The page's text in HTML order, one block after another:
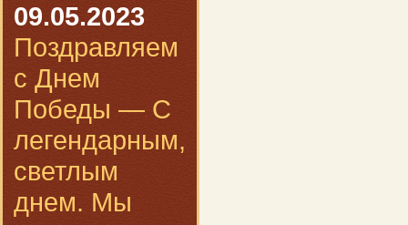
09.05.2023
Поздравляем
с Днем
Победы — С
легендарным,
светлым
днем. Мы